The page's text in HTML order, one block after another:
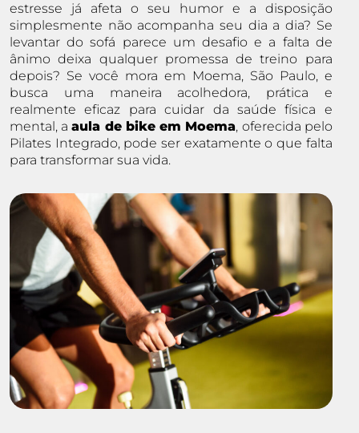
estresse já afeta o seu humor e a disposição
simplesmente não acompanha seu dia a dia? Se
levantar do sofá parece um desafio e a falta de
ânimo deixa qualquer promessa de treino para
depois? Se você mora em Moema, São Paulo, e
busca uma maneira acolhedora, prática e
realmente eficaz para cuidar da saúde física e
mental, aaula de bike em Moema, oferecida pelo
Pilates Integrado, pode ser exatamente o que falta
para transformar sua vida.